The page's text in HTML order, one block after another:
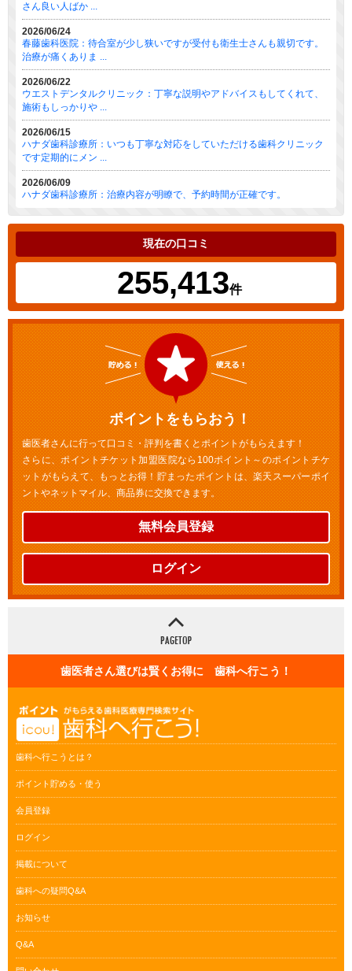
さん良い人ばか ...
2026/06/24
春藤歯科医院：待合室が少し狭いですが受付も衛生士さんも親切です。
治療が痛くありま ...
2026/06/22
ウエストデンタルクリニック：丁寧な説明やアドバイスもしてくれて、
施術もしっかりや ...
2026/06/15
ハナダ歯科診療所：いつも丁寧な対応をしていただける歯科クリニック
です定期的にメン ...
2026/06/09
ハナダ歯科診療所：治療内容が明瞭で、予約時間が正確です。
現在の口コミ
255,413件
ポイントをもらおう！
歯医者さんに行って口コミ・評判を書くとポイントがもらえます！
さらに、ポイントチケット加盟医院なら100ポイント～のポイントチケ
ットがもらえて、もっとお得！貯まったポイントは、楽天スーパーポイ
ントやネットマイル、商品券に交換できます。
無料会員登録
ログイン
歯医者さん選びは賢くお得に 歯科へ行こう！
歯科へ行こうとは？
ポイント貯める・使う
会員登録
ログイン
掲載について
歯科への疑問Q&A
お知らせ
Q&A